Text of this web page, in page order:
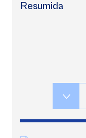
Resumida